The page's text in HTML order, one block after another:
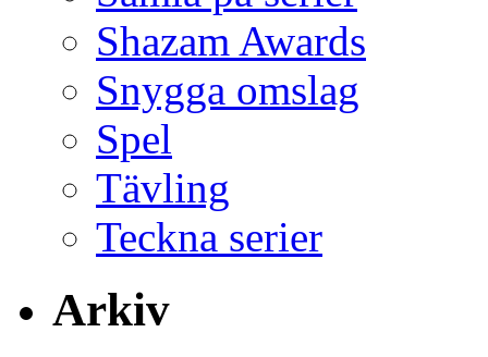
Shazam Awards
Snygga omslag
Spel
Tävling
Teckna serier
Arkiv